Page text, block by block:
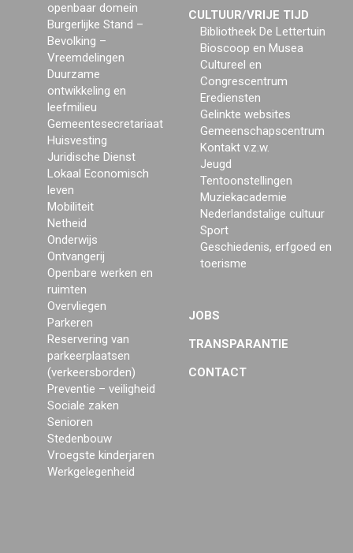
openbaar domein
Burgerlijke Stand –
Bevolking –
Vreemdelingen
Duurzame
ontwikkeling en
leefmilieu
Gemeentesecretariaat
Huisvesting
Juridische Dienst
Lokaal Economisch
leven
Mobiliteit
Netheid
Onderwijs
Ontvangerij
Openbare werken en
ruimten
Overvliegen
Parkeren
Reservering van
parkeerplaatsen
(verkeersborden)
Preventie – veiligheid
Sociale zaken
Senioren
Stedenbouw
Vroegste kinderjaren
Werkgelegenheid
CULTUUR/VRIJE TIJD
Bibliotheek De Lettertuin
Bioscoop en Musea
Cultureel en
Congrescentrum
Erediensten
Gelinkte websites
Gemeenschapscentrum
Kontakt v.z.w.
Jeugd
Tentoonstellingen
Muziekacademie
Nederlandstalige cultuur
Sport
Geschiedenis, erfgoed en
toerisme
JOBS
TRANSPARANTIE
CONTACT